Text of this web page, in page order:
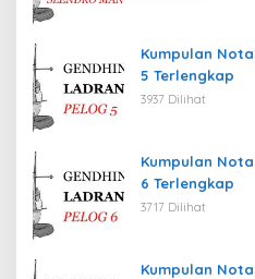
Kumpulan
5 Terlengkap
3937 Dilihat
Kumpulan
6 Terlengkap
3717 Dilihat
Kumpulan